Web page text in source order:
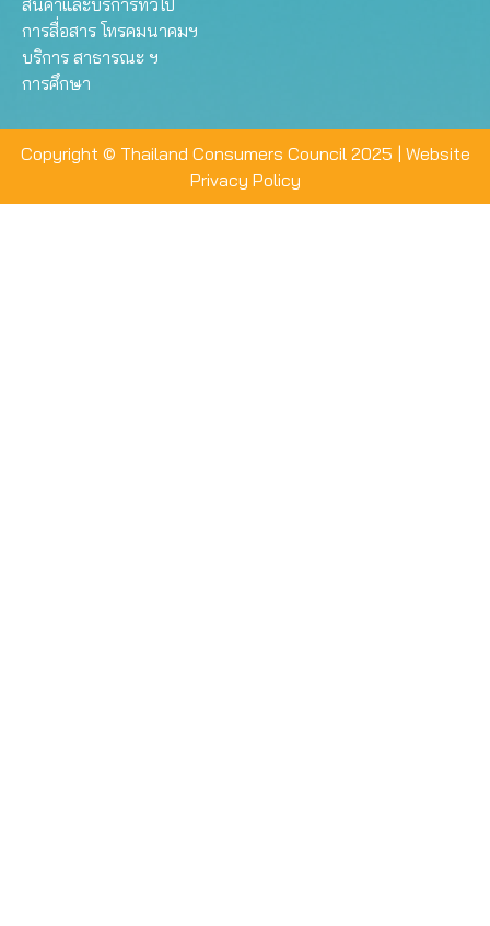
การสื่อสาร โทรคมนาคมฯ
บริการ สาธารณะ ฯ
การศึกษา
Copyright © Thailand Consumers Council 2025 | Website
Privacy Policy